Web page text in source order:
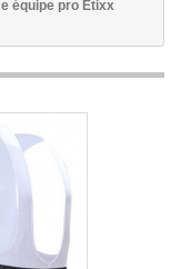
équipe pro Etixx